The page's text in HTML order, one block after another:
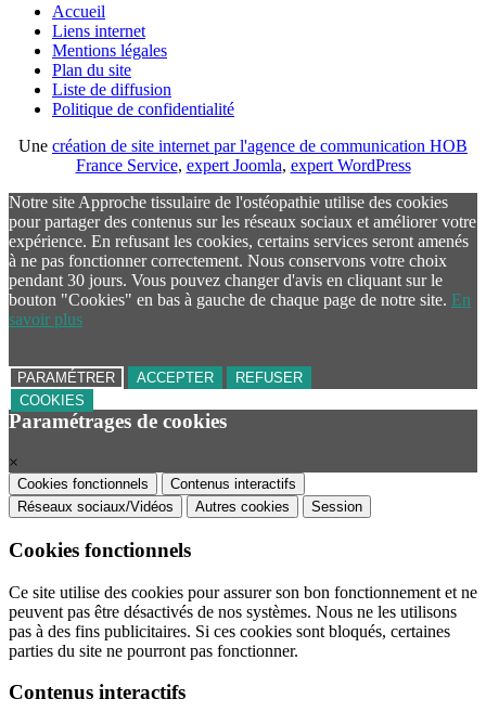
Accueil
Liens internet
Mentions légales
Plan du site
Liste de diffusion
Politique de confidentialité
Une création de site internet par l'agence de communication HOB
France Service, expert Joomla, expert WordPress
Notre site Approche tissulaire de l'ostéopathie utilise des cookies
pour partager des contenus sur les réseaux sociaux et améliorer votre
expérience. En refusant les cookies, certains services seront amenés
à ne pas fonctionner correctement. Nous conservons votre choix
pendant 30 jours. Vous pouvez changer d'avis en cliquant sur le
bouton "Cookies" en bas à gauche de chaque page de notre site. En
savoir plus
PARAMÉTRER ACCEPTER
REFUSER
COOKIES
Paramétrages de cookies
×
Cookies fonctionnels
Contenus interactifs
Réseaux sociaux/Vidéos
Autres cookies Session
Cookies fonctionnels
Ce site utilise des cookies pour assurer son bon fonctionnement et ne
peuvent pas être désactivés de nos systèmes. Nous ne les utilisons
pas à des fins publicitaires. Si ces cookies sont bloqués, certaines
parties du site ne pourront pas fonctionner.
Contenus interactifs